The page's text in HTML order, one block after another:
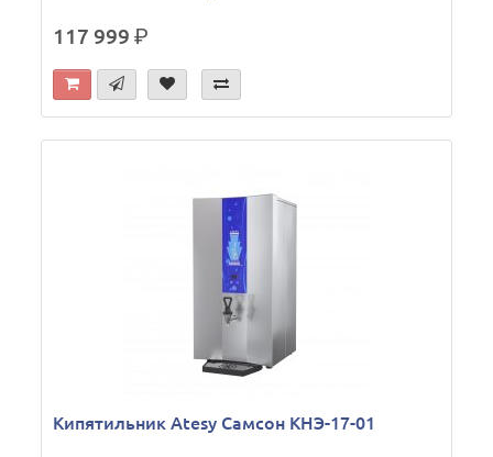
117 999р.
Кипятильник Atesy Самсон КНЭ-17-01